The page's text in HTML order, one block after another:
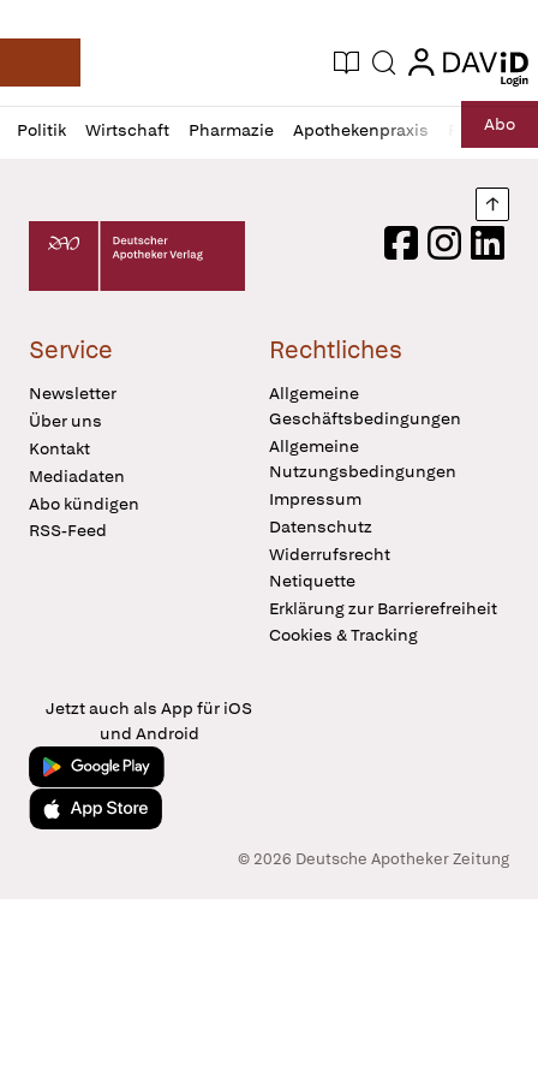
Deutsche Apotheker Zeitung
Aktuelle Ausgabe
Suche login
login
Politik Wirtschaft Pharmazie Apothekenpraxis RechtAbo
Profil
öffnen
Daz
Pur
Deutscher Apotheker Verlag Logo
FacebookInstagram
Service
Newsletter
Über uns
Kontakt
Mediadaten
Abo kündigen
RSS-Feed
Rechtliches
Allgemeine
Geschäftsbedingungen
Allgemeine
Nutzungsbedingungen
Impressum
Datenschutz
Widerrufsrecht
Netiquette
Erklärung zur Barrierefreiheit
Cookies & Tracking
Jetzt auch als App für iOS
und Android
Jetzt bei Google Play
Laden im App Store
© 2026 Deutsche Apotheker Zeitung